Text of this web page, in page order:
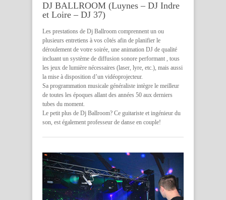
DJ BALLROOM (Luynes – DJ Indre
et Loire – DJ 37)
Les prestations de Dj Ballroom comprennent un ou
plusieurs entretiens à vos côtés afin de planifier le
déroulement de votre soirée, une animation DJ de qualité
incluant un système de diffusion sonore performant , tous
les jeux de lumière nécessaires (laser, lyre, etc.), mais aussi
la mise à disposition d’un vidéoprojecteur.
Sa programmation musicale généraliste intègre le meilleur
de toutes les époques allant des années 50 aux derniers
tubes du moment.
Le petit plus de Dj Ballroom? Ce guitariste et ingénieur du
son, est également professeur de danse en couple!